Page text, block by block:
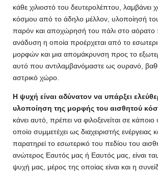
κάθε χιλιοστό του δευτερολέπτου,
κόσμου από το άδηλο μέλλον, υλοποίησή
παρόν και αποχώρησή του πάλι στο αόρατο
ανάδυση η οποία προέρχεται από το
μορφών και μια απομάκρυνση προς το
αυτό που αντιλαμβανόμαστε ως ουρανό,
αστρικό χώρο.
Η ψυχή είναι αδύνατον να υπάρξει
υλοποίηση της μορφής του αισθητού
κάνει αυτό, πρέπει να φιλοξενείται σε
οποίο συμμετέχει ως διαχειριστής ενέργειας
παρατηρεί το εσωτερικό του πεδίου του
ανώτερος Εαυτός μας ή Εαυτός μας, είναι
ψυχή μας, μέρος της οποίας είναι και η